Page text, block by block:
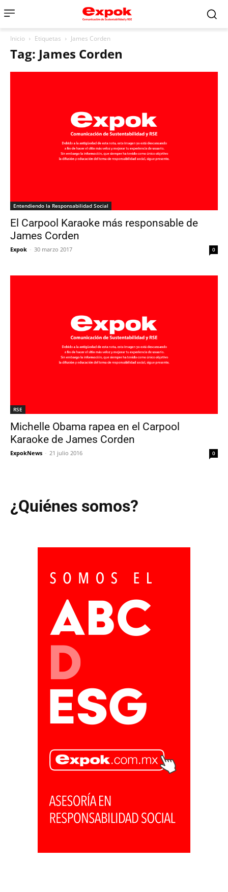
Inicio Etiquetas James Corden
Tag: James Corden
Entendiendo la Responsabilidad Social
El Carpool Karaoke más responsable de
James Corden
Expok - 30 marzo 2017 0
RSE
Michelle Obama rapea en el Carpool
Karaoke de James Corden
ExpokNews - 21 julio 2016 0
¿Quiénes somos?